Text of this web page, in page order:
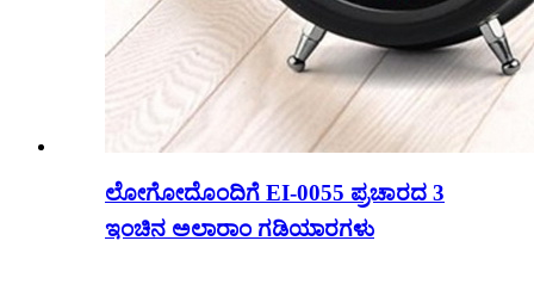
ಲೋಗೋದೊಂದಿಗೆ EI-0055 ಪ್ರಚಾರದ 3
ಇಂಚಿನ ಅಲಾರಾಂ ಗಡಿಯಾರಗಳು